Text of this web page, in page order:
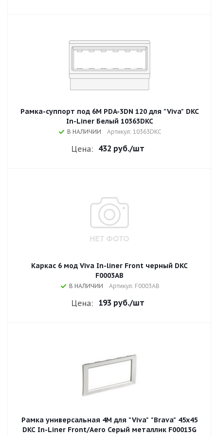
Рамка-суппорт под 6М PDA-3DN 120 для "Viva" DKC
In-Liner Белый 10363DKC
В НАЛИЧИИ Артикул: 10363DKC
Цена: 432 руб./шт
Каркас 6 мод Viva In-liner Front черный DKC
F0003AB
В НАЛИЧИИ Артикул: F0003AB
Цена: 193 руб./шт
Рамка универсальная 4М для "Viva" "Brava" 45x45
DKC In-Liner Front/Aero Серый металлик F00013G